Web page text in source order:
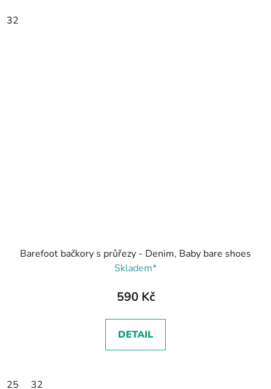
32
Barefoot bačkory s průřezy - Denim, Baby bare shoes
Skladem*
590 Kč
DETAIL
25 32